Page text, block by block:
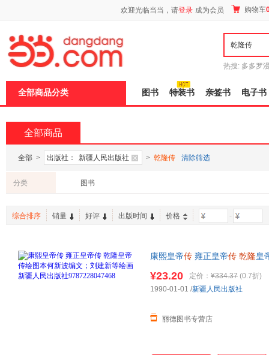
欢迎光临当当，请登录 成为会员 购物车
热搜: 多多罗
全部商品分类 图书 特装书 亲签书 电子书
全部商品
全部 > 出版社： 新疆人民出版社 > 乾隆传 清除筛选
分类 图书
综合排序 销量 好评 出版时间 价格 -
康熙皇帝传 雍正皇帝传 乾隆皇
发票！
¥23.20 定价： ¥334.37 (0.7折)
丽德图书专营店
1990-01-01 /新疆人民出版社
页
加